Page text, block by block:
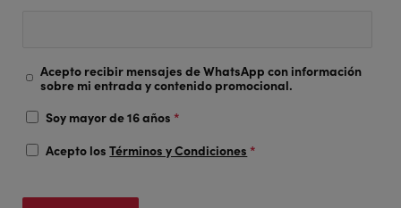
Acepto recibir mensajes de WhatsApp con información
sobre mi entrada y contenido promocional.
Soy mayor de 16 años *
Acepto losTérminos y Condiciones *